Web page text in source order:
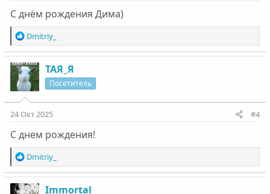
С днём рождения Дима)
Р
е
а
к
ц
и
и
:
Dmitriy_
ТАЯ_Я
Посетитель
24 Окт 2025 #4
С днем рождения!
Р
е
а
к
Dmitriy_
Immortal